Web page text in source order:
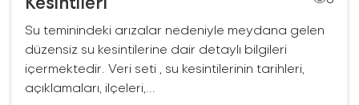
Su teminindeki arızalar nedeniyle meydana gelen
düzensiz su kesintilerine dair detaylı bilgileri
içermektedir. Veri seti , su kesintilerinin tarihleri,
açıklamaları, ilçeleri,...